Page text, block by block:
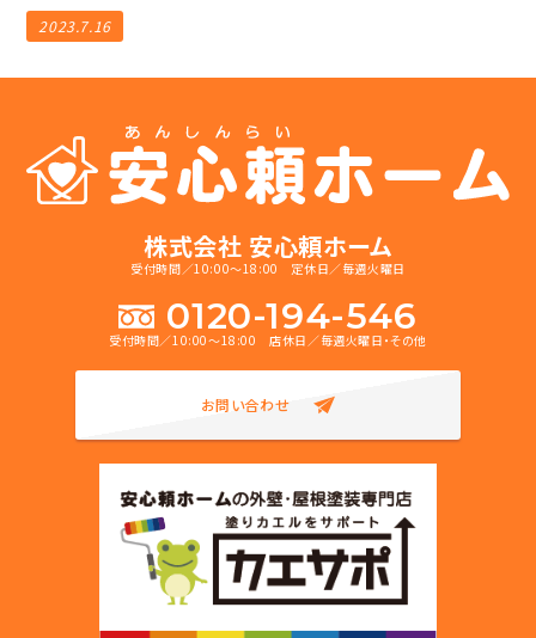
2023.7.16
株式会社 安心頼ホーム
受付時間／10:00～18:00 定休日／毎週火曜日
0120-194-546
受付時間／10:00～18:00 店休日／毎週火曜日・その他
お問い合わせ